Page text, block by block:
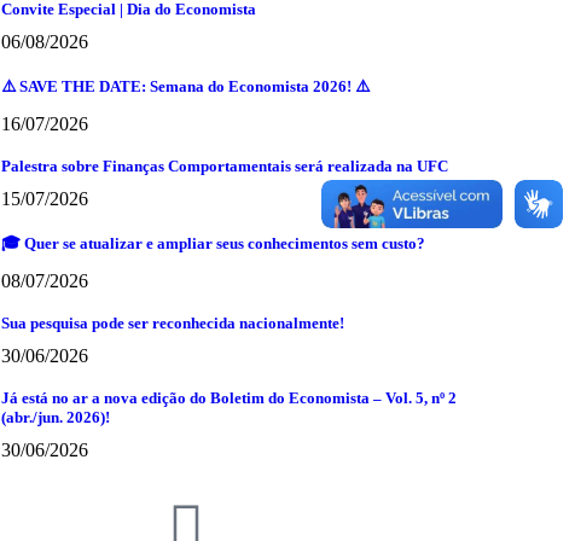
Convite Especial | Dia do Economista
06/08/2026
⚠️ SAVE THE DATE: Semana do Economista 2026! ⚠️
16/07/2026
Palestra sobre Finanças Comportamentais será realizada na UFC
15/07/2026
🎓 Quer se atualizar e ampliar seus conhecimentos sem custo?
08/07/2026
Sua pesquisa pode ser reconhecida nacionalmente!
30/06/2026
Já está no ar a nova edição do Boletim do Economista – Vol. 5, nº 2
(abr./jun. 2026)!
30/06/2026